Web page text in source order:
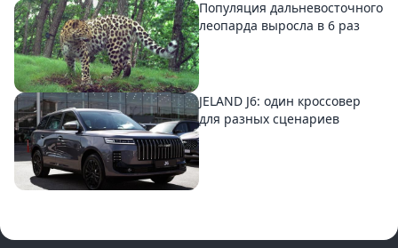
Популяция дальневосточного
леопарда выросла в 6 раз
JELAND J6: один кроссовер
для разных сценариев